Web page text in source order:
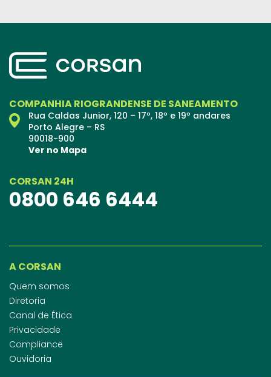
COMPANHIA RIOGRANDENSE DE SANEAMENTO
Rua Caldas Junior, 120 – 17º, 18º e 19º andares
Porto Alegre – RS
90018-900
Ver no Mapa
CORSAN 24H
0800 646 6444
A CORSAN
Quem somos
Diretoria
Canal de Ética
Privacidade
Compliance
Ouvidoria